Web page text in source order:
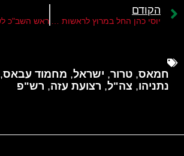
הקודם
יוסי כהן החל במרוץ לראשות הממשלה
חמאס, טרור, ישראל, מחמוד עבאס,
נתניהו, צה"ל, רצועת עזה, רש"פ